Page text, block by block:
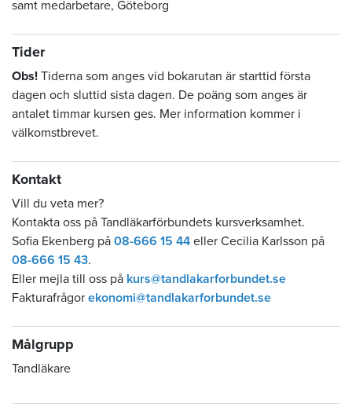
samt medarbetare, Göteborg
Tider
Obs! Tiderna som anges vid bokarutan är starttid första
dagen och sluttid sista dagen. De poäng som anges är
antalet timmar kursen ges. Mer information kommer i
välkomstbrevet.
Kontakt
Vill du veta mer?
Kontakta oss på Tandläkarförbundets kursverksamhet.
Sofia Ekenberg på 08-666 15 44 eller Cecilia Karlsson på
08-666 15 43.
Eller mejla till oss på kurs@tandlakarforbundet.se
Fakturafrågor ekonomi@tandlakarforbundet.se
Målgrupp
Tandläkare